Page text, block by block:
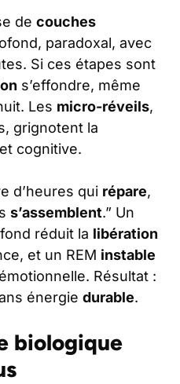
de couches
paradoxal, avec
Si ces étapes sont
s’effondre, même
Les micro-réveils,
grignotent la
cognitive.
d’heures qui répare,
s’assemblent.” Un
réduit la libération
et un REM instable
émotionnelle. Résultat :
énergie durable.
biologique